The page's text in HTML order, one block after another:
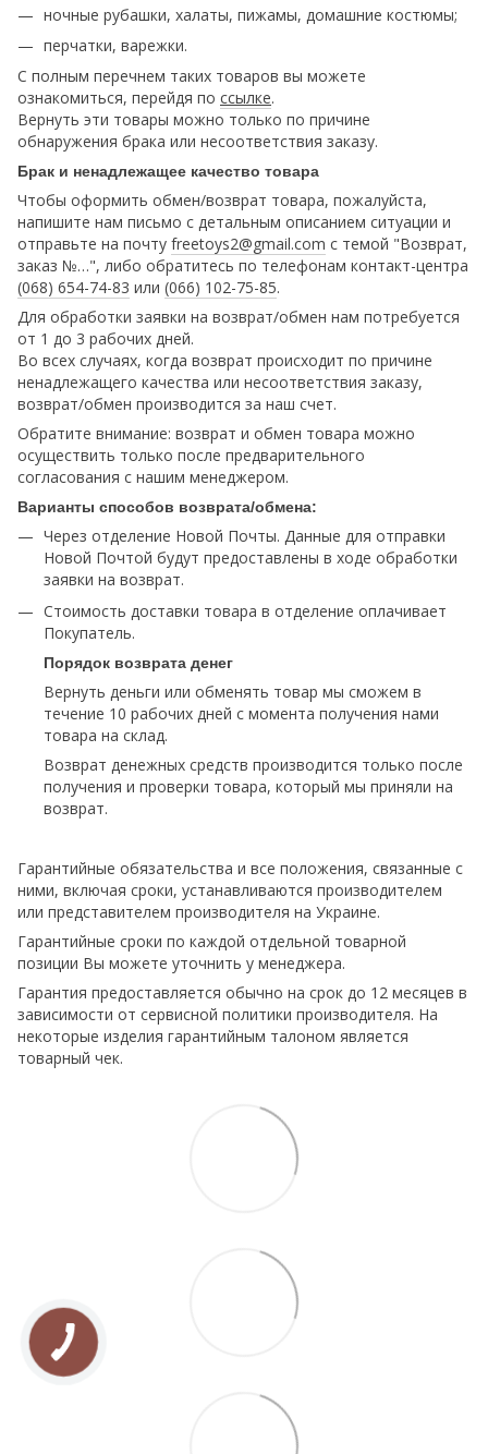
ночные рубашки, халаты, пижамы, домашние костюмы;
перчатки, варежки.
С полным перечнем таких товаров вы можете
ознакомиться, перейдя по ссылке.
Вернуть эти товары можно только по причине
обнаружения брака или несоответствия заказу.
Брак и ненадлежащее качество товара
Чтобы оформить обмен/возврат товара, пожалуйста,
напишите нам письмо с детальным описанием ситуации и
отправьте на почту freetoys2@gmail.com c темой "Возврат,
заказ №…", либо обратитесь по телефонам контакт-центра
(068) 654-74-83 или (066) 102-75-85.
Для обработки заявки на возврат/обмен нам потребуется
от 1 до 3 рабочих дней.
Во всех случаях, когда возврат происходит по причине
ненадлежащего качества или несоответствия заказу,
возврат/обмен производится за наш счет.
Обратите внимание: возврат и обмен товара можно
осуществить только после предварительного
согласования с нашим менеджером.
Варианты способов возврата/обмена:
Через отделение Новой Почты. Данные для отправки
Новой Почтой будут предоставлены в ходе обработки
заявки на возврат.
Стоимость доставки товара в отделение оплачивает
Покупатель.
Порядок возврата денег
Вернуть деньги или обменять товар мы сможем в
течение 10 рабочих дней с момента получения нами
товара на склад.
Возврат денежных средств производится только после
получения и проверки товара, который мы приняли на
возврат.
Гарантийные обязательства и все положения, связанные с
ними, включая сроки, устанавливаются производителем
или представителем производителя на Украине.
Гарантийные сроки по каждой отдельной товарной
позиции Вы можете уточнить у менеджера.
Гарантия предоставляется обычно на срок до 12 месяцев в
зависимости от сервисной политики производителя. На
некоторые изделия гарантийным талоном является
товарный чек.